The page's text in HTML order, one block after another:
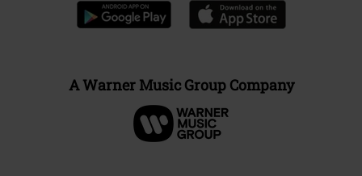
A Warner Music Group Company